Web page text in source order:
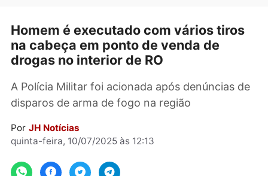
Homem é executado com vários
na cabeça em ponto de venda de
A Polícia Militar foi acionada após denúncias
disparos de arma de fogo na região
quinta-feira, 10/07/2025 às 12:13